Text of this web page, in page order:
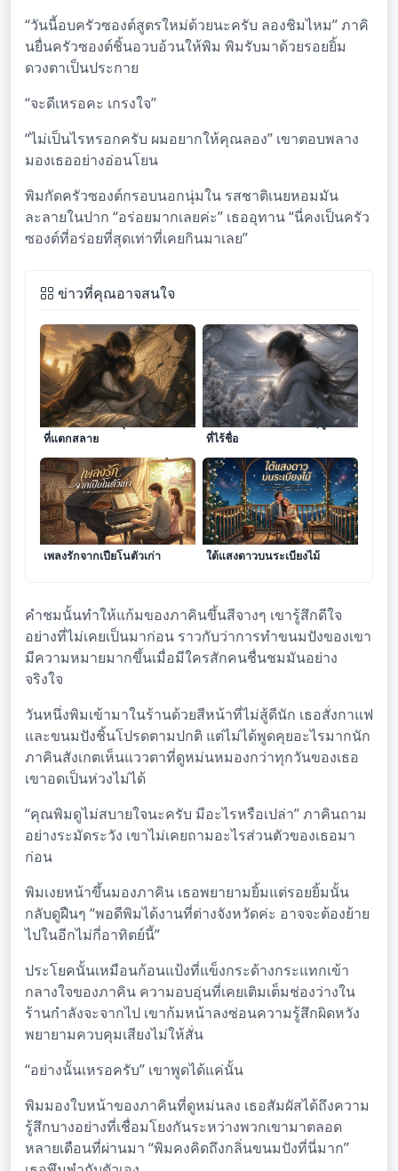
“วันนี้อบครัวซองต์สูตรใหม่ด้วยนะครับ ลองชิมไหม” ภาคิ
นยื่นครัวซองต์ชิ้นอวบอ้วนให้พิม พิมรับมาด้วยรอยยิ้ม
ดวงตาเป็นประกาย
“จะดีเหรอคะ เกรงใจ”
“ไม่เป็นไรหรอกครับ ผมอยากให้คุณลอง” เขาตอบพลาง
มองเธออย่างอ่อนโยน
พิมกัดครัวซองต์กรอบนอกนุ่มใน รสชาติเนยหอมมัน
ละลายในปาก “อร่อยมากเลยค่ะ” เธออุทาน “นี่คงเป็นครัว
ซองต์ที่อร่อยที่สุดเท่าที่เคยกินมาเลย”
ข่าวที่คุณอาจสนใจ
รอยจารึกแห่งไออุ่นบนแผ่นศิลา
ที่แตกสลาย
กลิ่นจางของดอกไม้ในฤดูหนาว
ที่ไร้ชื่อ
เพลงรักจากเปียโนตัวเก่า ใต้แสงดาวบนระเบียงไม้
คำชมนั้นทำให้แก้มของภาคินขึ้นสีจางๆ เขารู้สึกดีใจ
อย่างที่ไม่เคยเป็นมาก่อน ราวกับว่าการทำขนมปังของเขา
มีความหมายมากขึ้นเมื่อมีใครสักคนชื่นชมมันอย่าง
จริงใจ
วันหนึ่งพิมเข้ามาในร้านด้วยสีหน้าที่ไม่สู้ดีนัก เธอสั่งกาแฟ
และขนมปังชิ้นโปรดตามปกติ แต่ไม่ได้พูดคุยอะไรมากนัก
ภาคินสังเกตเห็นแววตาที่ดูหม่นหมองกว่าทุกวันของเธอ
เขาอดเป็นห่วงไม่ได้
“คุณพิมดูไม่สบายใจนะครับ มีอะไรหรือเปล่า” ภาคินถาม
อย่างระมัดระวัง เขาไม่เคยถามอะไรส่วนตัวของเธอมา
ก่อน
พิมเงยหน้าขึ้นมองภาคิน เธอพยายามยิ้มแต่รอยยิ้มนั้น
กลับดูฝืนๆ “พอดีพิมได้งานที่ต่างจังหวัดค่ะ อาจจะต้องย้าย
ไปในอีกไม่กี่อาทิตย์นี้”
ประโยคนั้นเหมือนก้อนแป้งที่แข็งกระด้างกระแทกเข้า
กลางใจของภาคิน ความอบอุ่นที่เคยเติมเต็มช่องว่างใน
ร้านกำลังจะจากไป เขาก้มหน้าลงซ่อนความรู้สึกผิดหวัง
พยายามควบคุมเสียงไม่ให้สั่น
“อย่างนั้นเหรอครับ” เขาพูดได้แค่นั้น
พิมมองใบหน้าของภาคินที่ดูหม่นลง เธอสัมผัสได้ถึงความ
รู้สึกบางอย่างที่เชื่อมโยงกันระหว่างพวกเขามาตลอด
หลายเดือนที่ผ่านมา “พิมคงคิดถึงกลิ่นขนมปังที่นี่มาก”